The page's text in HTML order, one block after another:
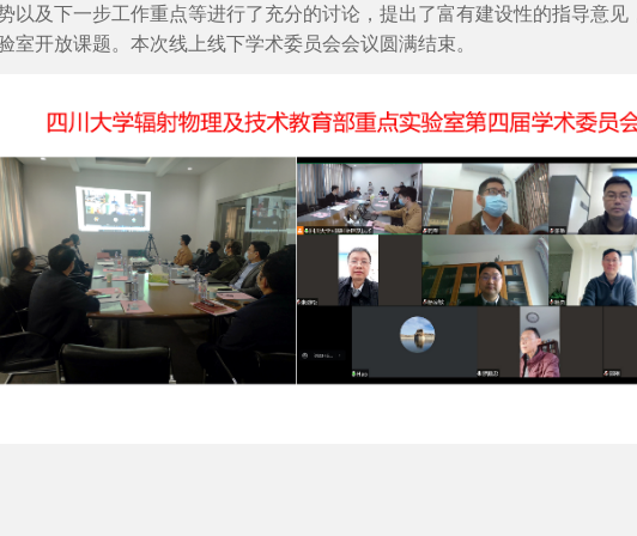
以及下一步工作重点等进行了充分的讨论，提出了富有建设性的指导意见
室开放课题。本次线上线下学术委员会会议圆满结束。